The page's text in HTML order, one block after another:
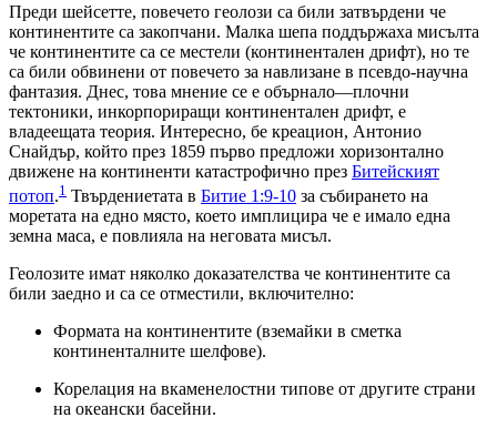
Преди шейсетте, повечето геолози са били затвърдени че
континентите са закопчани. Малка шепа поддържаха мисълта
че континентите са се местели (континентален дрифт), но те
са били обвинени от повечето за навлизане в псевдо-научна
фантазия. Днес, това мнение се е обърнало—плочни
тектоники, инкорпориращи континентален дрифт, е
владеещата теория. Интересно, бе креацион, Антонио
Снайдър, който през 1859 първо предложи хоризонтално
движене на континенти катастрофично през Битейският
потоп.1 Твърдениетата в Битие 1:9-10 за събирането на
моретата на едно място, което имплицира че е имало една
земна маса, е повлияла на неговата мисъл.
Геолозите имат няколко доказателства че континентите са
били заедно и са се отместили, включително:
Формата на континентите (вземайки в сметка
континенталните шелфове).
Корелация на вкаменелостни типове от другите страни
на океански басейни.